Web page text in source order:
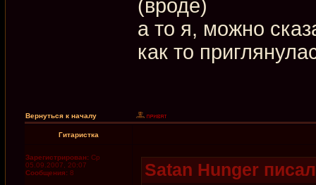
(вроде)
а то я, можно
как то
Вернуться к началу
Гитаристка
Зарегистрирован: Ср
05.09.2007, 20:07
Сообщения: 8 Satan Hunger